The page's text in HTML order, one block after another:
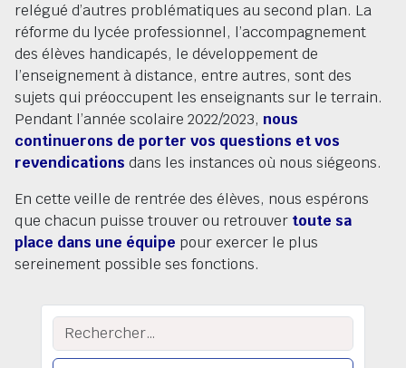
relégué d’autres problématiques au second plan. La
réforme du lycée professionnel, l’accompagnement
des élèves handicapés, le développement de
l’enseignement à distance, entre autres, sont des
sujets qui préoccupent les enseignants sur le terrain.
Pendant l’année scolaire 2022/2023, nous
continuerons de porter vos questions et vos
revendications dans les instances où nous siégeons.
En cette veille de rentrée des élèves, nous espérons
que chacun puisse trouver ou retrouver toute sa
place dans une équipe pour exercer le plus
sereinement possible ses fonctions.
Rechercher :